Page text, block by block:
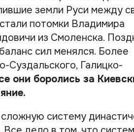
земли Руси между
потомки Владимира
из Смоленска.
сил менялся. Более
Суздальского, Галицко-
они боролись за
систему